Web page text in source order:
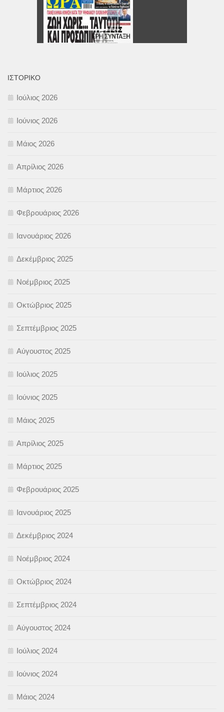
ΙΣΤΟΡΙΚΌ
Ιούλιος 2026
Ιούνιος 2026
Μάιος 2026
Απρίλιος 2026
Μάρτιος 2026
Φεβρουάριος 2026
Ιανουάριος 2026
Δεκέμβριος 2025
Νοέμβριος 2025
Οκτώβριος 2025
Σεπτέμβριος 2025
Αύγουστος 2025
Ιούλιος 2025
Ιούνιος 2025
Μάιος 2025
Απρίλιος 2025
Μάρτιος 2025
Φεβρουάριος 2025
Ιανουάριος 2025
Δεκέμβριος 2024
Νοέμβριος 2024
Οκτώβριος 2024
Σεπτέμβριος 2024
Αύγουστος 2024
Ιούλιος 2024
Ιούνιος 2024
Μάιος 2024